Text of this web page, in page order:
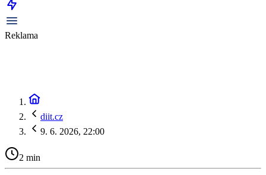
Reklama
diit.cz
9. 6. 2026, 22:00
2 min